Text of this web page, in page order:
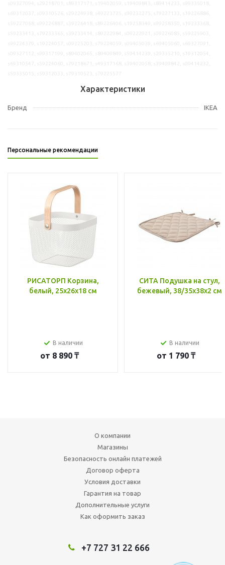
Характеристики
Бренд IKEA
Персональные рекомендации
РИСАТОРП Корзина,
белый, 25x26x18 см
В наличии
от 8 890 ₸
СИТА Подушка на стул,
бежевый, 38/35x38x2 см
В наличии
от 1 790 ₸
О компании
Магазины
Безопасность онлайн платежей
Договор оферта
Условия доставки
Гарантия на товар
Дополнительные услуги
Как оформить заказ
+7 727 31 22 666